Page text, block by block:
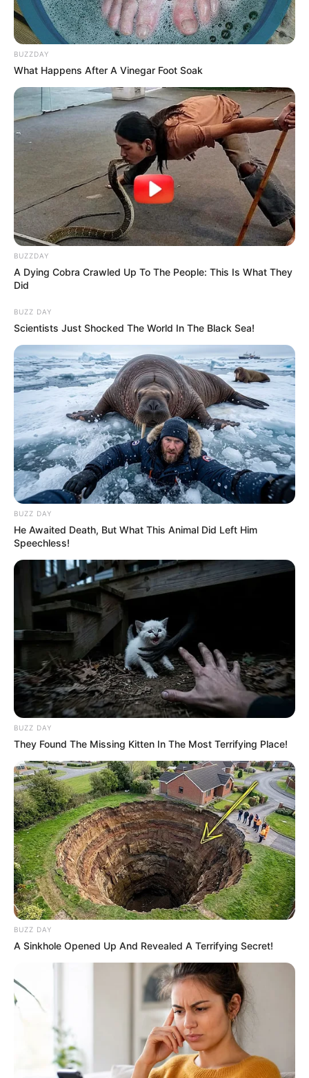
BUZZDAY
What Happens After A Vinegar Foot Soak
BUZZDAY
A Dying Cobra Crawled Up To The People: This Is What They
Did
BUZZ DAY
Scientists Just Shocked The World In The Black Sea!
BUZZ DAY
He Awaited Death, But What This Animal Did Left Him
Speechless!
BUZZ DAY
They Found The Missing Kitten In The Most Terrifying Place!
BUZZ DAY
A Sinkhole Opened Up And Revealed A Terrifying Secret!